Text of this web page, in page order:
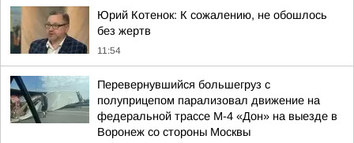
Юрий Котенок: К сожалению, не обошлось
без жертв
11:54
Перевернувшийся большегруз с
полуприцепом парализовал движение на
федеральной трассе М-4 «Дон» на выезде в
Воронеж со стороны Москвы